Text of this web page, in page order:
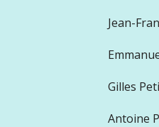
Jean-
Gilles
Antoine